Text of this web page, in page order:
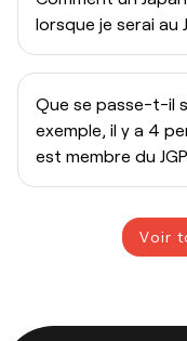
lorsque je serai au
Que se passe-t-il
exemple, il y a 4
est membre du
Voir